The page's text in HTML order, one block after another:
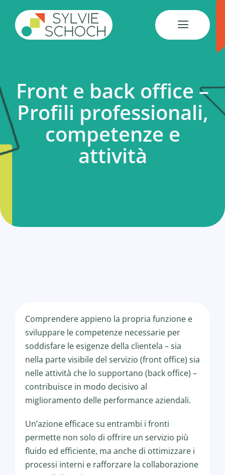
contenuto
Front e back office –
Profili professionali,
competenze e
attività
Comprendere appieno la propria funzione e
sviluppare le competenze necessarie per
soddisfare le esigenze della clientela – sia
nella parte visibile del servizio (front office) sia
nelle attività che lo supportano (back office) –
contribuisce in modo decisivo al
miglioramento delle performance aziendali.
Un’azione efficace su entrambi i fronti
permette non solo di offrire un servizio più
fluido ed efficiente, ma anche di ottimizzare i
processi interni e rafforzare la collaborazione